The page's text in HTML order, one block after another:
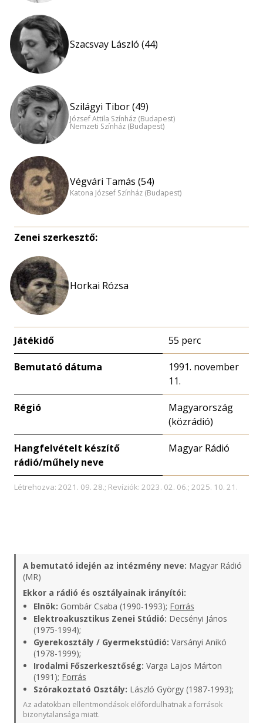
Szacsvay László (44)
Szilágyi Tibor (49)
József Attila Színház (Budapest)
Nemzeti Színház (Budapest)
Végvári Tamás (54)
Katona József Színház (Budapest)
Zenei szerkesztő:
Horkai Rózsa
Játékidő 55 perc
Bemutató dátuma
1991. november
11.
Régió
Magyarország
(közrádió)
Hangfelvételt készítő
rádió/műhely neve
Magyar Rádió
Létrehozva: 2021. 09. 28.; Revíziók: 2023. 02. 06.; 2025. 10. 21.
A bemutató idején az intézmény neve: Magyar Rádió
(MR)
Ekkor a rádió és osztályainak irányítói:
Elnök: Gombár Csaba (1990-1993); Forrás
Elektroakusztikus Zenei Stúdió: Decsényi János
(1975-1994);
Gyerekosztály / Gyermekstúdió: Varsányi Anikó
(1978-1999);
Irodalmi Főszerkesztőség: Varga Lajos Márton
(1991); Forrás
Szórakoztató Osztály: László György (1987-1993);
Az adatokban ellentmondások előfordulhatnak a források
bizonytalansága miatt.